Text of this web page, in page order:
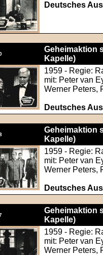
Deutsches
Geheimaktion
Kapelle)
1959 - Regie:
mit: Peter van
Werner Peters,
Deutsches
Geheimaktion
Kapelle)
1959 - Regie:
mit: Peter van
Werner Peters,
Deutsches
Geheimaktion
Kapelle)
1959 - Regie:
mit: Peter van
Werner Peters,